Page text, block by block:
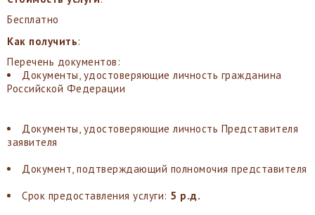
Бесплатно
Как получить:
Перечень документов:
Документы, удостоверяющие личность гражданина
Российской Федерации
Документы, удостоверяющие личность Представителя
заявителя
Документ, подтверждающий полномочия представителя
Срок предоставления услуги: 5 р.д.